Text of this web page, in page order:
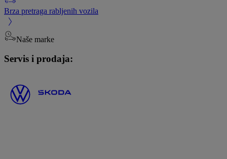
Brza pretraga rabljenih vozila
Naše marke
Servis i prodaja: